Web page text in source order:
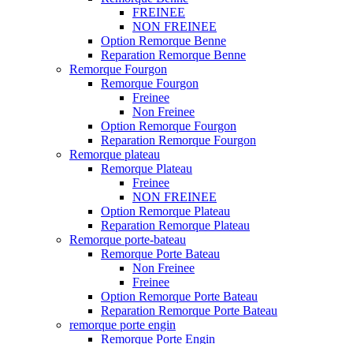
FREINEE
NON FREINEE
Option Remorque Benne
Reparation Remorque Benne
Remorque Fourgon
Remorque Fourgon
Freinee
Non Freinee
Option Remorque Fourgon
Reparation Remorque Fourgon
Remorque plateau
Remorque Plateau
Freinee
NON FREINEE
Option Remorque Plateau
Reparation Remorque Plateau
Remorque porte-bateau
Remorque Porte Bateau
Non Freinee
Freinee
Option Remorque Porte Bateau
Reparation Remorque Porte Bateau
remorque porte engin
Remorque Porte Engin